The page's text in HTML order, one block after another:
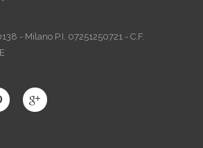
- Milano P.I. 07251250721 - C.F.